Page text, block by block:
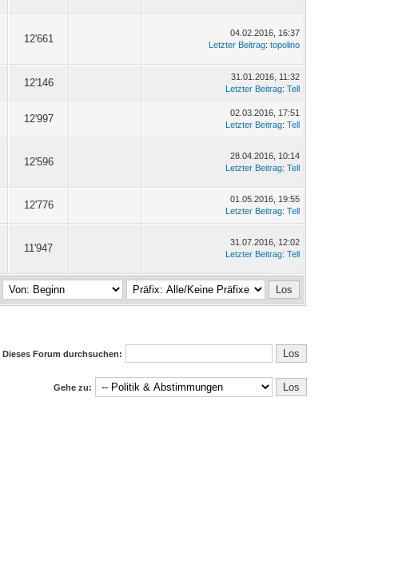
12'661
04.02.2016, 16:37
Letzter Beitrag:topolino
12'146
31.01.2016, 11:32
Letzter Beitrag:Tell
12'997
02.03.2016, 17:51
Letzter Beitrag:Tell
12'596
28.04.2016, 10:14
Letzter Beitrag:Tell
12'776
01.05.2016, 19:55
Letzter Beitrag:Tell
11'947
31.07.2016, 12:02
Letzter Beitrag:Tell
Dieses Forum durchsuchen:
Gehe zu: